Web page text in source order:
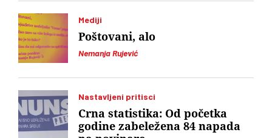
Mediji
Nemanja Rujević
Poštovani, alo
Nastavljeni pritisci
Crna statistika: Od početka
godine zabeležena 84 napada